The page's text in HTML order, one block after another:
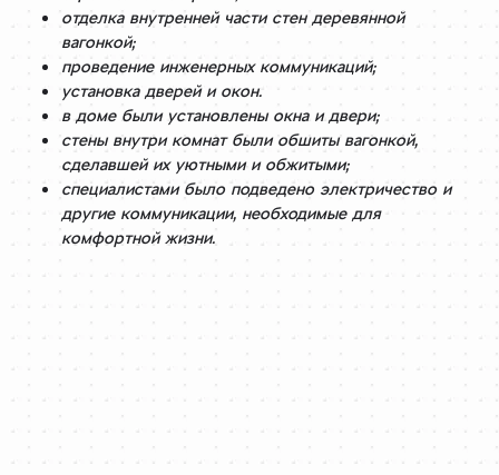
отделка внутренней части стен деревянной
вагонкой;
проведение инженерных коммуникаций;
установка дверей и окон.
в доме были установлены окна и двери;
стены внутри комнат были обшиты вагонкой,
сделавшей их уютными и обжитыми;
специалистами было подведено электричество и
другие коммуникации, необходимые для
комфортной жизни.